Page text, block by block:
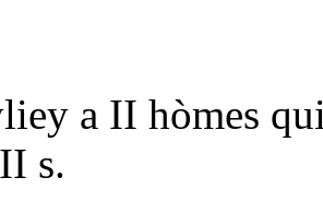
a II hòmes
s.